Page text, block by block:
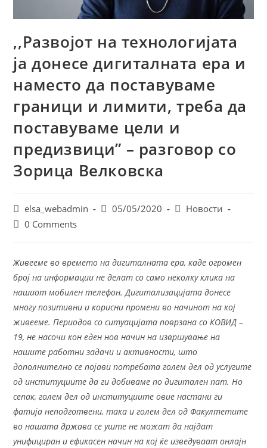
,,Развојот на технологијата
ја донесе дигиталната ера и
наместо да поставуваме
граници и лимити, требa да
поставуваме цели и
предизвици” – разговор со
Зорица Велковска
Post
author:
elsa_webadmin
Post05/05/2020
PostНовости
Post0 Comments
Живееме во времето на дигиталната ера, каде огромен
број на информации не делат со само неколку клика на
нашиот мобилен телефон. Дигитализацијата донесе
многу позитивни и корисни промени во начинот на кој
живееме. Периодов со ситуацијата поврзана со КОВИД –
19, не насочи кон еден нов начин на извршување на
нашите работни задачи и активности, што
дополнително се појави потребата голем дел од услугите
од институциите да ги добиваме по дигитален пат. Но
сепак, голем дел од институциите овие настани ги
фатија неподготвени, така и голем дел од Факултетите
во нашата држава се уште не можат да најдат
унифициран и ефикасен начин на кој ќе изведуваат онлајн